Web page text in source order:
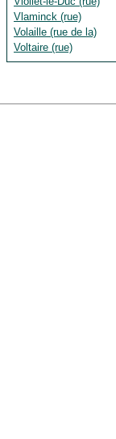
Vlaminck (rue)
Volaille (rue de la)
Voltaire (rue)